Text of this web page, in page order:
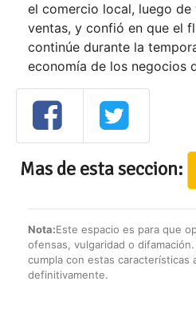
el comercio local, luego de
ventas, y confió en que el
continúe durante la
economía de los negocios
Mas de esta seccion:
Nota:Este espacio es para que
ofensas, vulgaridad o
cumpla con estas características
definitivamente.